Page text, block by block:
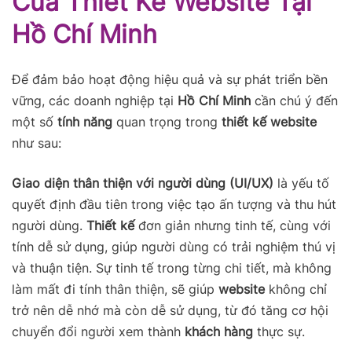
Hồ Chí Minh
Để đảm bảo hoạt động hiệu quả và sự phát triển bền
vững, các doanh nghiệp tại Hồ Chí Minh cần chú ý đến
một số tính năng quan trọng trong thiết kế website
như sau:
Giao diện thân thiện với người dùng (UI/UX) là yếu tố
quyết định đầu tiên trong việc tạo ấn tượng và thu hút
người dùng. Thiết kếđơn giản nhưng tinh tế, cùng với
tính dễ sử dụng, giúp người dùng có trải nghiệm thú vị
và thuận tiện. Sự tinh tế trong từng chi tiết, mà không
làm mất đi tính thân thiện, sẽ giúp websitekhông chỉ
trở nên dễ nhớ mà còn dễ sử dụng, từ đó tăng cơ hội
chuyển đổi người xem thành khách hàng thực sự.